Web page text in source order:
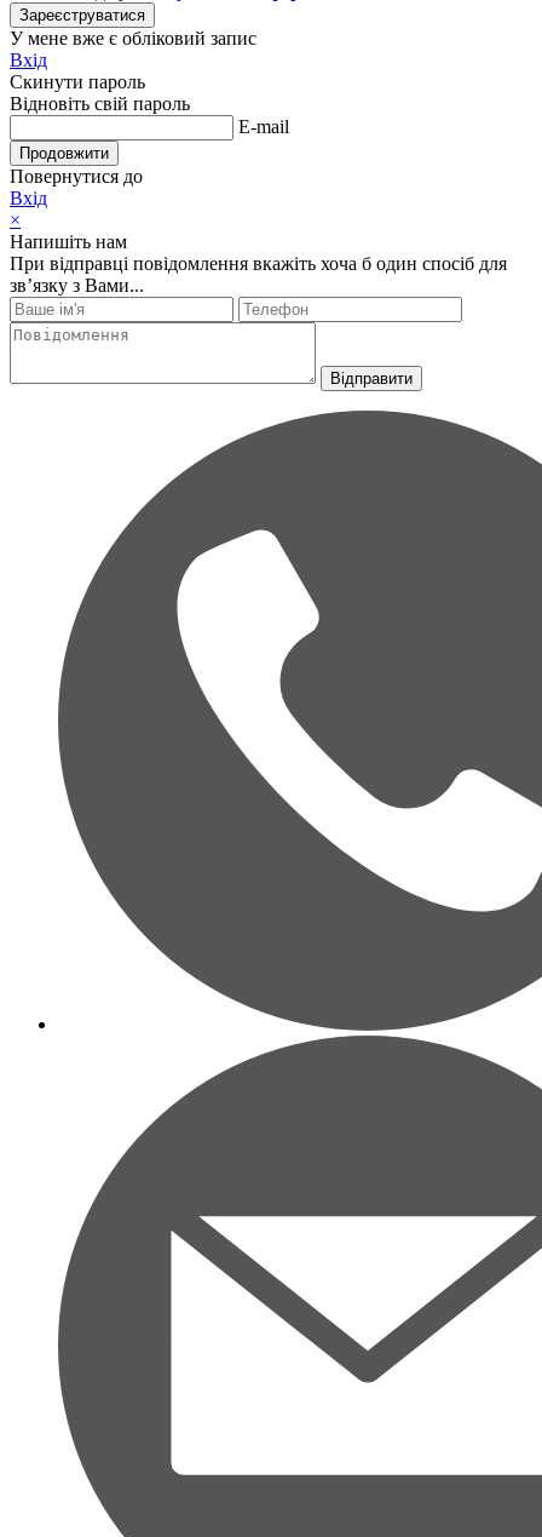
Зареєструватися
У мене вже є обліковий запис
Вхід
Скинути пароль
Відновіть свій пароль
E-mail
Продовжити
Повернутися до
Вхід
×
Напишіть нам
При відправці повідомлення вкажіть хоча б один спосіб для
зв’язку з Вами...
Відправити